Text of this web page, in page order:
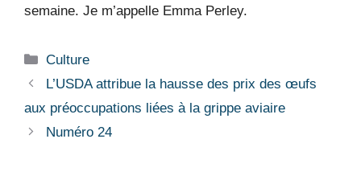
semaine. Je m’appelle Emma Perley.
Catégories
Culture
L’USDA attribue la hausse des prix des œufs
aux préoccupations liées à la grippe aviaire
Numéro 24